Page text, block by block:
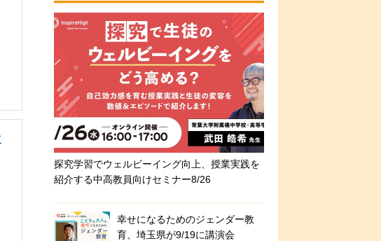
探究学習でウェルビーイング向上、授業実践を
紹介する中高教員向けセミナー8/26
幸せになるためのジェンダー教
育、埼玉県が9/19に講演会